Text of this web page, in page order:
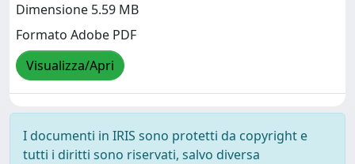
Dimensione 5.59 MB
Formato Adobe PDF
Visualizza/Apri
I documenti in IRIS sono protetti da copyright e
tutti i diritti sono riservati, salvo diversa